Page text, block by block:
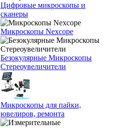
Цифровые микроскопы и
сканеры
Микроскопы Nexcope
Безокулярные Микроскопы
Стереоувеличители
Микроскопы для пайки,
ювелиров, ремонта